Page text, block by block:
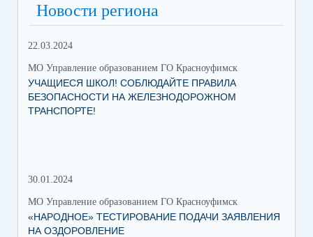
Новости региона
22.03.2024
МО Управление образованием ГО Красноуфимск
УЧАЩИЕСЯ ШКОЛ! СОБЛЮДАЙТЕ ПРАВИЛА
БЕЗОПАСНОСТИ НА ЖЕЛЕЗНОДОРОЖНОМ
ТРАНСПОРТЕ!
30.01.2024
МО Управление образованием ГО Красноуфимск
«НАРОДНОЕ» ТЕСТИРОВАНИЕ ПОДАЧИ ЗАЯВЛЕНИЯ
НА ОЗДОРОВЛЕНИЕ